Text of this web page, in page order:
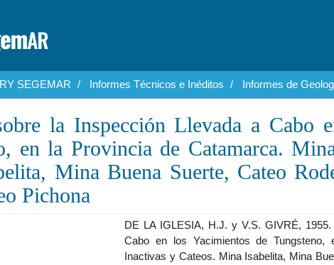
SEGEMAR Informes Técnicos e Inéditos Informes de
la Inspección Llevada a Cabo
en la Provincia de Catamarca.
Mina Buena Suerte, Cateo
Pichona
DE LA IGLESIA, H.J. y V.S. GIVRÉ,
Cabo en los Yacimientos de
Inactivas y Cateos. Mina Isabelita, Mina